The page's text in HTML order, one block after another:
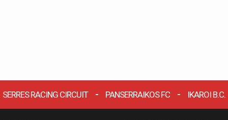
SERRES RACING CIRCUIT PANSERRAIKOS FC IKAROI B.C.